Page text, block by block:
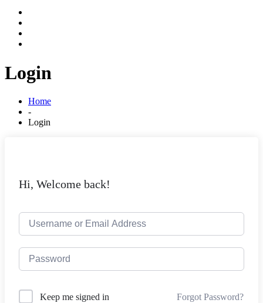
Login
Home
-
Login
Hi, Welcome back!
Keep me signed in Forgot Password?